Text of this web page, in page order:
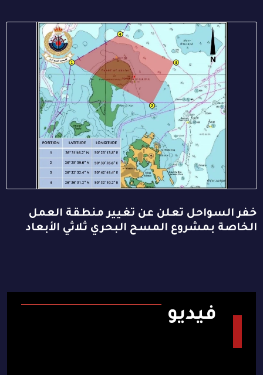
خفر السواحل تعلن عن تغيير منطقة العمل
الخاصة بمشروع المسح البحري ثلاثي الأبعاد
فيديو